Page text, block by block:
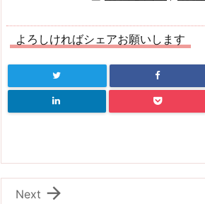
よろしければシェアお願いします

Next